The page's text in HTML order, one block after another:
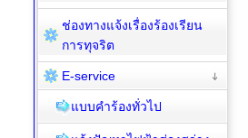
ช่องทางแจ้งเรื่องร้องเรียน
การทุจริต
E-service
แบบคำร้องทั่วไป